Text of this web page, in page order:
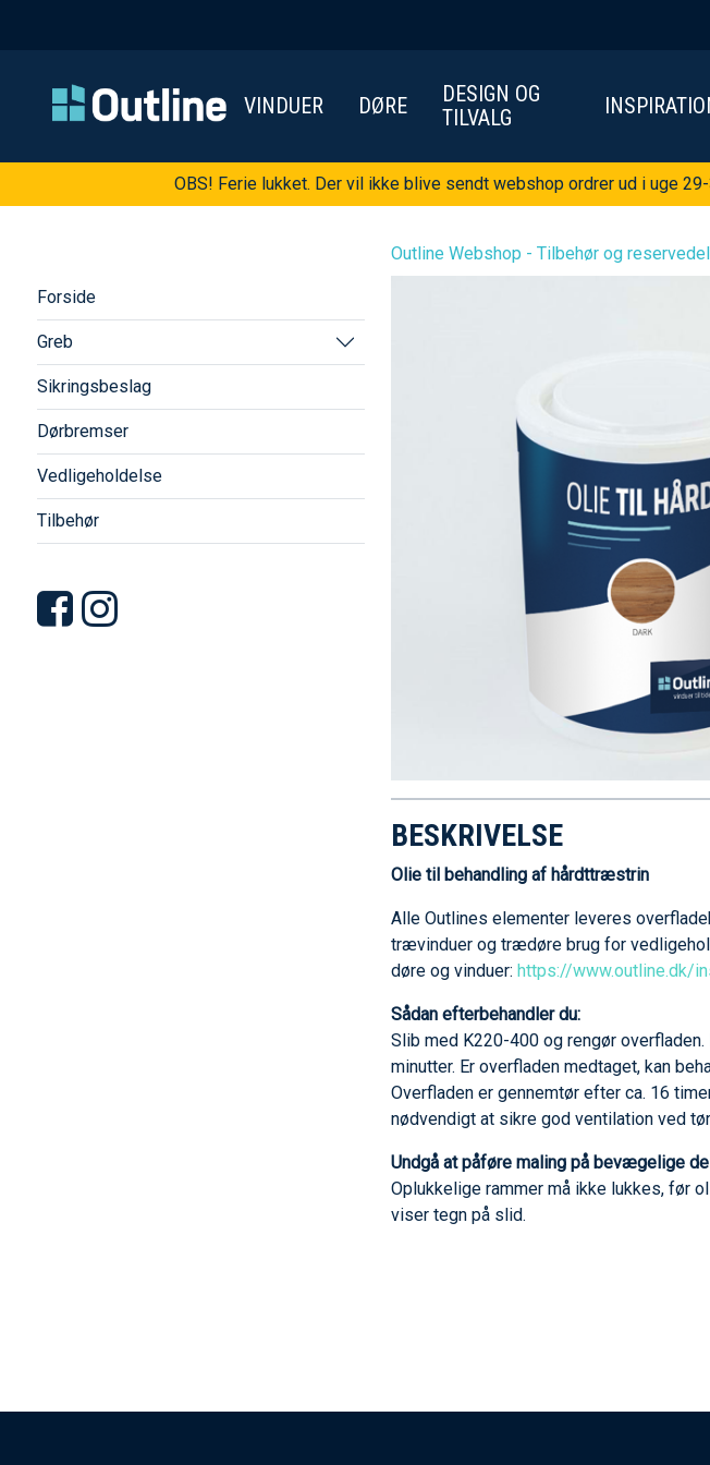
VINDUER DØRE
DESIGN OG
TILVALG
OBS! Ferie lukket. Der vil ikke blive sendt webshop ordrer ud i uge
Forside
Greb
Sikringsbeslag
Dørbremser
Vedligeholdelse
Tilbehør
Outline Webshop - Tilbehør og
BESKRIVELSE
Olie til behandling af hårdttræstrin
Alle Outlines elementer leveres
trævinduer og trædøre brug for
døre og vinduer: https://www.outline.dk/
Sådan efterbehandler du:
Slib med K220-400 og rengør
minutter. Er overfladen medtaget, kan
Overfladen er gennemtør efter ca. 16
nødvendigt at sikre god ventilation ved
Undgå at påføre maling på bevægelige
Oplukkelige rammer må ikke lukkes, før
viser tegn på slid.